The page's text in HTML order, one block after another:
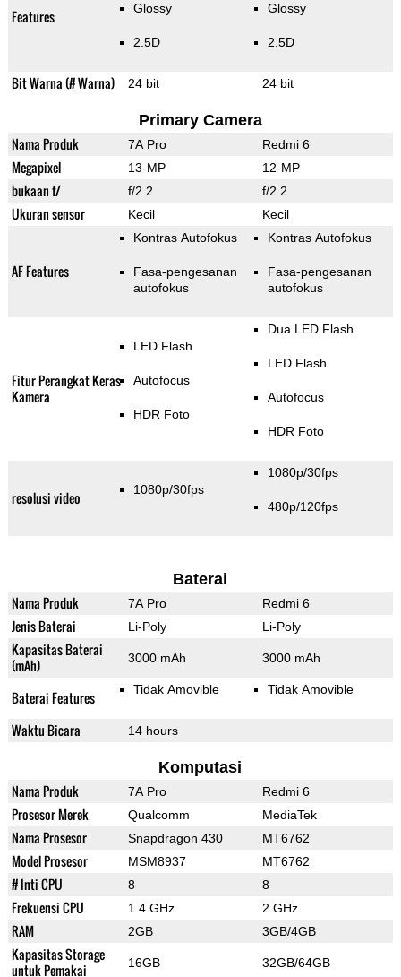
Features Glossy
2.5D
Glossy
2.5D
Bit Warna (# Warna) 24 bit 24 bit
Primary Camera
Nama Produk 7A Pro Redmi 6
Megapixel 13-MP 12-MP
bukaan f/ f/2.2 f/2.2
Ukuran sensor Kecil Kecil
AF Features
Kontras Autofokus
Fasa-pengesanan
autofokus
Kontras Autofokus
Fasa-pengesanan
autofokus
Fitur Perangkat Keras
Kamera
LED Flash
Autofocus
HDR Foto
Dua LED Flash
LED Flash
Autofocus
HDR Foto
resolusi video 1080p/30fps
1080p/30fps
480p/120fps
Baterai
Nama Produk 7A Pro Redmi 6
Jenis Baterai Li-Poly Li-Poly
Kapasitas Baterai
(mAh)
3000 mAh 3000 mAh
Baterai Features Tidak Amovible Tidak Amovible
Waktu Bicara 14 hours
Komputasi
Nama Produk 7A Pro Redmi 6
Prosesor Merek Qualcomm MediaTek
Nama Prosesor Snapdragon 430 MT6762
Model Prosesor MSM8937 MT6762
# Inti CPU 8 8
Frekuensi CPU 1.4 GHz 2 GHz
RAM 2GB 3GB/4GB
Kapasitas Storage
untuk Pemakai
16GB 32GB/64GB